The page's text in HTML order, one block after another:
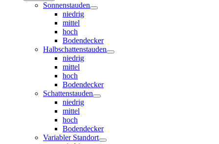
Sonnenstauden
niedrig
mittel
hoch
Bodendecker
Halbschattenstauden
niedrig
mittel
hoch
Bodendecker
Schattenstauden
niedrig
mittel
hoch
Bodendecker
Variabler Standort